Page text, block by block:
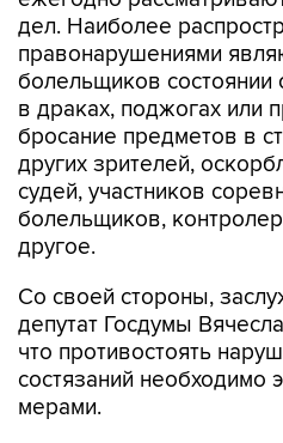
дел. Наиболее
правонарушениями
болельщиков состоянии
в драках, поджогах или
бросание предметов в
других зрителей,
судей, участников
болельщиков,
другое.
Со своей стороны,
депутат Госдумы
что противостоять
состязаний необходимо
мерами.